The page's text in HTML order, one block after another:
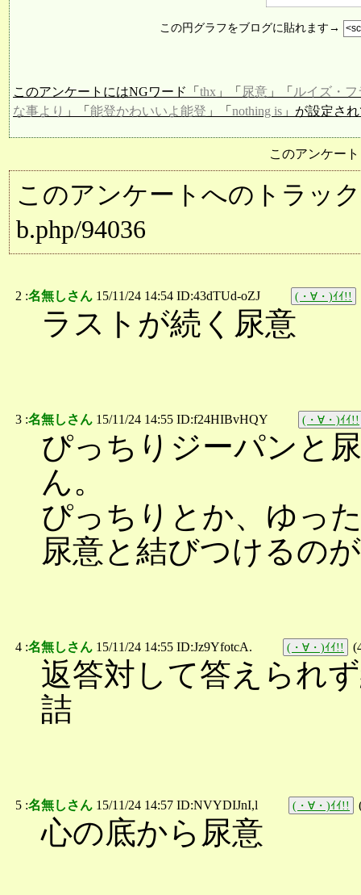
この円グラフをブログに貼れます→
このアンケートにはNGワード「 thx 」「 尿意 」「 ルイズ・
な事より 」「 能登かわいいよ能登 」「 nothing is 」が設定さ
このアンケー
このアンケートへのトラッ
b.php/94036
2 :名無しさん 15/11/24 14:54 ID:43dTUd-oZJ (・∀・)ｲｲ!!
ラストが続く尿意
3 :名無しさん 15/11/24 14:55 ID:f24HIBvHQY (・∀・)ｲｲ!!
ぴっちりジーパンと
ん。
ぴっちりとか、ゆっ
尿意と結びつけるの
4 :名無しさん 15/11/24 14:55 ID:Jz9YfotcA. (・∀・)ｲｲ!! (
返答対して答えられ
詰
5 :名無しさん 15/11/24 14:57 ID:NVYDIJnI,l (・∀・)ｲｲ!!
心の底から尿意